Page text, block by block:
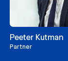
Peeter Kutman
Partner